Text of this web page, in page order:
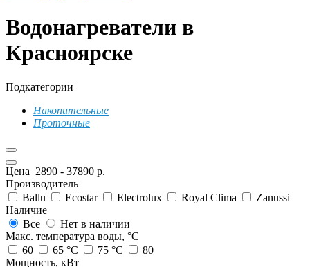
Водонагреватели в
Красноярске
Подкатегории
Накопительные
Проточные
Цена 2890 - 37890 р.
Производитель
Ballu
Ecostar Electrolux Royal Clima
Zanussi
Наличие
Все
Нет в наличии
Макс. температура воды, °С
60
65 °С 75 °С
80
Мощность, кВт